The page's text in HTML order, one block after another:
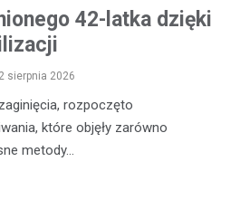
42-latka dzięki
2 sierpnia 2026
rozpoczęto
które objęły zarówno
metody…